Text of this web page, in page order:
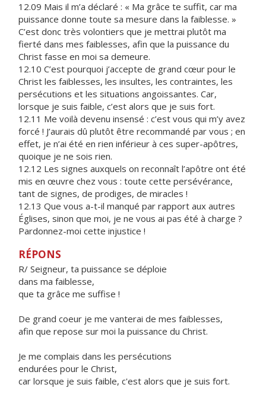
12.09 Mais il m’a déclaré : « Ma grâce te suffit, car ma
puissance donne toute sa mesure dans la faiblesse. »
C’est donc très volontiers que je mettrai plutôt ma
fierté dans mes faiblesses, afin que la puissance du
Christ fasse en moi sa demeure.
12.10 C’est pourquoi j’accepte de grand cœur pour le
Christ les faiblesses, les insultes, les contraintes, les
persécutions et les situations angoissantes. Car,
lorsque je suis faible, c’est alors que je suis fort.
12.11 Me voilà devenu insensé : c’est vous qui m’y avez
forcé ! J’aurais dû plutôt être recommandé par vous ; en
effet, je n’ai été en rien inférieur à ces super-apôtres,
quoique je ne sois rien.
12.12 Les signes auxquels on reconnaît l’apôtre ont été
mis en œuvre chez vous : toute cette persévérance,
tant de signes, de prodiges, de miracles !
12.13 Que vous a-t-il manqué par rapport aux autres
Églises, sinon que moi, je ne vous ai pas été à charge ?
Pardonnez-moi cette injustice !
RÉPONS
R/ Seigneur, ta puissance se déploie
dans ma faiblesse,
que ta grâce me suffise !
De grand coeur je me vanterai de mes faiblesses,
afin que repose sur moi la puissance du Christ.
Je me complais dans les persécutions
endurées pour le Christ,
car lorsque je suis faible, c'est alors que je suis fort.